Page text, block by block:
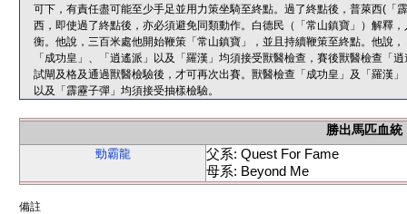
可下，有責任盡可能至少手足並用力策坐騎至終點。過了終點後，普萊西(「
西，即使過了終點後，亦必須避免同類動作。白德民（「常山鎮寶」）解釋
衡。他說，三百米處他開始鞭策「常山鎮寶」，並且持續鞭策至終點。他說
「成功皇」、「逍遙派」以及「羅漢」均須接受獸醫檢查，賽後獸醫檢查「
試閘及格及通過獸醫檢驗後，才可再次出賽。獸醫檢查「成功皇」及「羅漢
以及「霹靂子彈」均須接受抽樣檢驗。
勝出馬匹血統
勁霸龍
父系: Quest For Fame
母系: Beyond Me
備註